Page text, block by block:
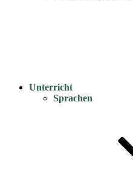
Unterricht
Sprachen